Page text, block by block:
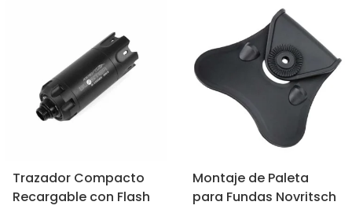
Trazador Compacto
Recargable con Flash
Montaje de Paleta
para Fundas Novritsch